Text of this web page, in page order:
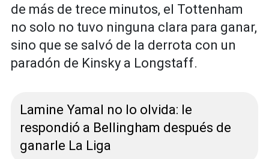
de más de trece minutos, el Tottenham
no solo no tuvo ninguna clara para ganar,
sino que se salvó de la derrota con un
paradón de Kinsky a Longstaff.
Lamine Yamal no lo olvida: le
respondió a Bellingham después de
ganarle La Liga